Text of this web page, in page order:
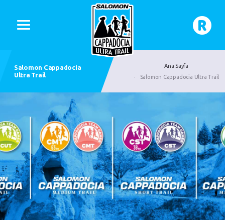
Salomon Cappadocia
Ultra Trail
Ana Sayfa
Salomon Cappadocia Ultra Trail